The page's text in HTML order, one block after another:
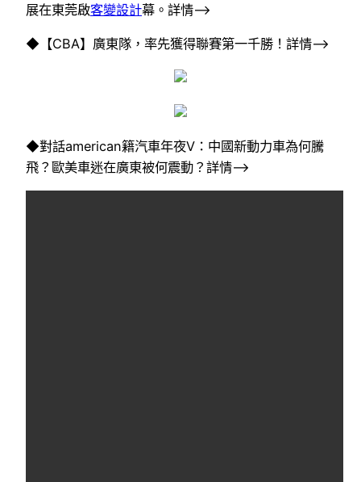
展在東莞啟客變設計幕。詳情–>
◆【CBA】廣東隊，率先獲得聯賽第一千勝！詳情–>
◆對話american籍汽車年夜V：中國新動力車為何騰
飛？歐美車迷在廣東被何震動？詳情–>